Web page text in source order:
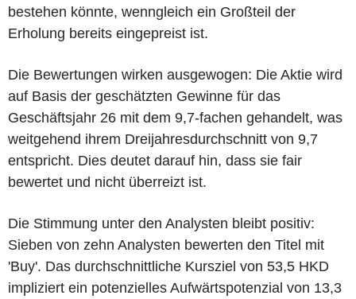
bestehen könnte, wenngleich ein Großteil der
Erholung bereits eingepreist ist.
Die Bewertungen wirken ausgewogen: Die Aktie wird
auf Basis der geschätzten Gewinne für das
Geschäftsjahr 26 mit dem 9,7-fachen gehandelt, was
weitgehend ihrem Dreijahresdurchschnitt von 9,7
entspricht. Dies deutet darauf hin, dass sie fair
bewertet und nicht überreizt ist.
Die Stimmung unter den Analysten bleibt positiv:
Sieben von zehn Analysten bewerten den Titel mit
'Buy'. Das durchschnittliche Kursziel von 53,5 HKD
impliziert ein potenzielles Aufwärtspotenzial von 13,3